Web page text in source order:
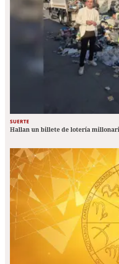
SUERTE
Hallan un billete de lotería